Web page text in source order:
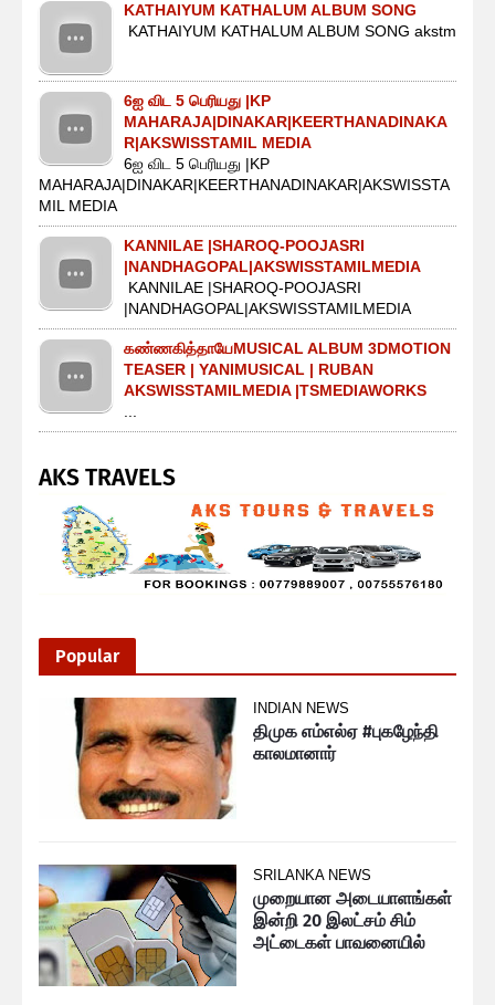
KATHAIYUM KATHALUM ALBUM SONG
KATHAIYUM KATHALUM ALBUM SONG akstm
6ஐ விட 5 பெரியது |KP
MAHARAJA|DINAKAR|KEERTHANADINAKA
R|AKSWISSTAMIL MEDIA
6ஐ விட 5 பெரியது |KP
MAHARAJA|DINAKAR|KEERTHANADINAKAR|AKSWISSTA
MIL MEDIA
KANNILAE |SHAROQ-POOJASRI
|NANDHAGOPAL|AKSWISSTAMILMEDIA
KANNILAE |SHAROQ-POOJASRI
|NANDHAGOPAL|AKSWISSTAMILMEDIA
கண்ணகித்தாயேMUSICAL ALBUM 3DMOTION
TEASER | YANIMUSICAL | RUBAN
AKSWISSTAMILMEDIA |TSMEDIAWORKS
...
AKS TRAVELS
Popular
INDIAN NEWS
திமுக எம்எல்ஏ #புகழேந்தி
காலமானார்
SRILANKA NEWS
முறையான அடையாளங்கள்
இன்றி 20 இலட்சம் சிம்
அட்டைகள் பாவனையில்